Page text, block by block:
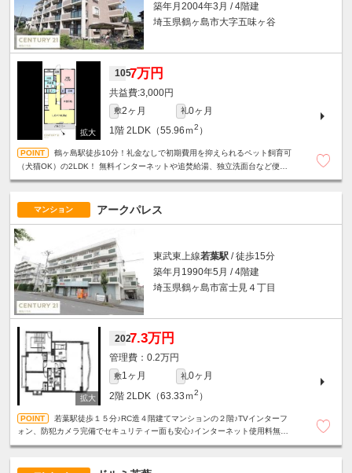
築年月2004年3月 / 4階建
埼玉県鶴ヶ島市大字五味ヶ谷
1057万円
3,000円
敷2ヶ月 礼0ヶ月
1階 2LDK（55.96ｍ2 ）
鶴ヶ島駅徒歩10分！礼金なしで初期費用を抑えられるペット飼育可
（犬猫OK）の2LDK！ 無料インターネットや追焚給湯、独立洗面台など便利
マンション アークパレス
東武東上線若葉駅 / 徒歩15分
築年月1990年5月 / 4階建
埼玉県鶴ヶ島市富士見４丁目
2027.3万円
0.2万円
敷1ヶ月 礼0ヶ月
2階 2LDK（63.33ｍ2 ）
若葉駅徒歩１５分♪RC造４階建てマンションの２階♪TVインターフ
ォン、防犯カメラ完備でセキュリティー面も安心♪インターネット使用料無料♪